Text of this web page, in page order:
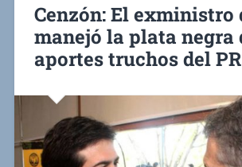
Cenzón: El exministro
manejó la plata negra
aportes truchos del